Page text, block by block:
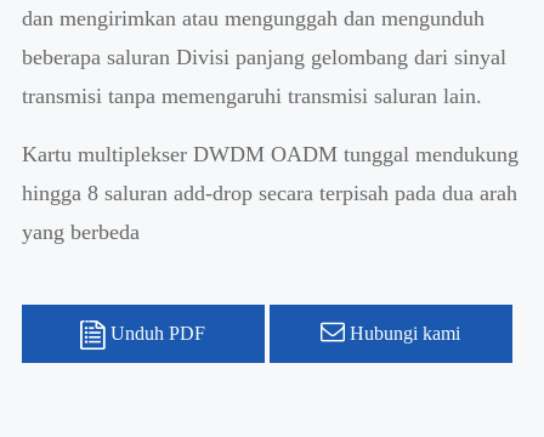
dan mengirimkan atau mengunggah dan mengunduh
beberapa saluran Divisi panjang gelombang dari sinyal
transmisi tanpa memengaruhi transmisi saluran lain.
Kartu multiplekser DWDM OADM tunggal mendukung
hingga 8 saluran add-drop secara terpisah pada dua arah
yang berbeda
Unduh PDF Hubungi kami